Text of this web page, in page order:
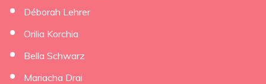
Déborah Lehrer
Orilia Korchia
Bella Schwarz
Mariacha Drai